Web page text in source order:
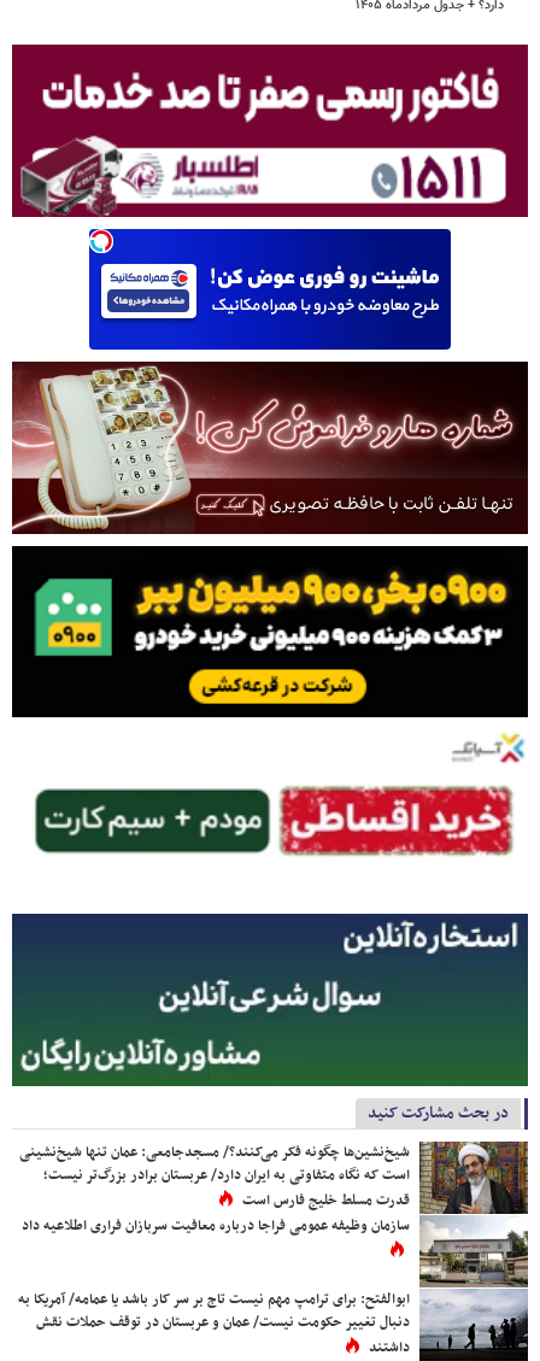
دارد؟ + جدول مردادماه ۱۴۰۵
در بحث مشارکت کنید
شیخ‌نشین‌ها چگونه فکر می‌کنند؟/ مسجدجامعی: عمان تنها شیخ‌نشینی
است که نگاه متفاوتی به ایران دارد/ عربستان برادر بزرگ‌تر نیست؛
قدرت مسلط خلیج فارس است
سازمان وظیفه عمومی فراجا درباره معافیت سربازان فراری اطلاعیه داد
ابوالفتح: برای ترامپ مهم نیست تاج بر سر کار باشد یا عمامه/ آمریکا به
دنبال تغییر حکومت نیست/ عمان و عربستان در توقف حملات نقش
داشتند